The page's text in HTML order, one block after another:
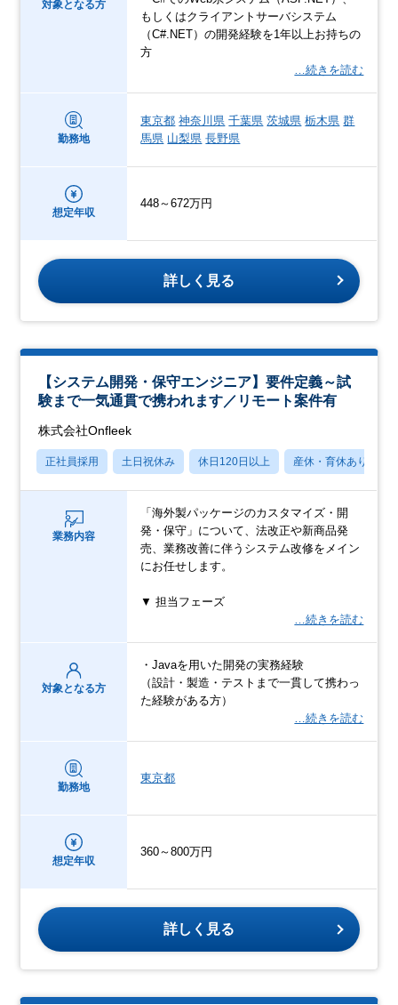
対象となる方
もしくはクライアントサーバシステム
（C#.NET）の開発経験を1年以上お持ちの
方
…続きを読む
勤務地
東京都 神奈川県 千葉県 茨城県 栃木県 群
馬県 山梨県 長野県
想定年収
448～672万円
詳しく見る
【システム開発・保守エンジニア】要件定義～試
験まで一気通貫で携われます／リモート案件有
株式会社Onfleek
正社員採用 土日祝休み 休日120日以上 産休・育休あり
業務内容
「海外製パッケージのカスタマイズ・開
発・保守」について、法改正や新商品発
売、業務改善に伴うシステム改修をメイン
にお任せします。
▼ 担当フェーズ
…続きを読む
対象となる方
・Javaを用いた開発の実務経験
（設計・製造・テストまで一貫して携わっ
た経験がある方）
…続きを読む
勤務地
東京都
想定年収
360～800万円
詳しく見る